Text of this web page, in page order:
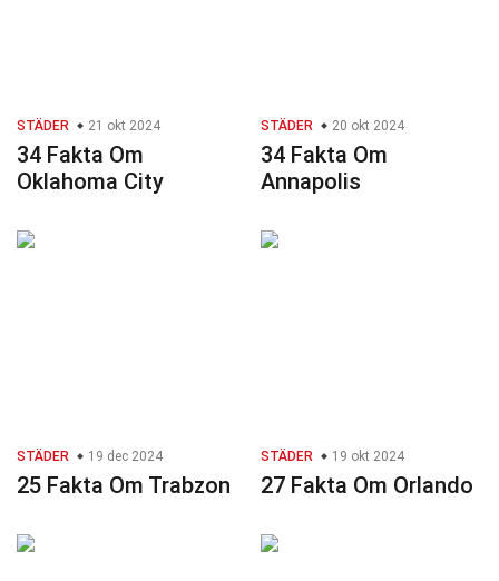
STÄDER 21 okt 2024
34 Fakta Om
Oklahoma City
STÄDER 20 okt 2024
34 Fakta Om
Annapolis
STÄDER 19 dec 2024
25 Fakta Om Trabzon
STÄDER 19 okt 2024
27 Fakta Om Orlando